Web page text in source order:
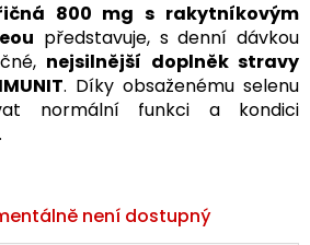
800 mg s rakytníkovým
představuje, s denní dávkou
nejsilnější doplněk stravy
. Díky obsaženému selenu
normální funkci a kondici
není dostupný